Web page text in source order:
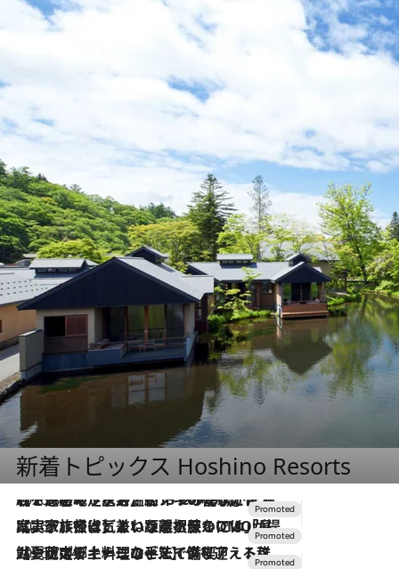
新着トピックス Hoshino Resorts
2026.8.7
【トンボの足水浴】ヒノキの香りに包まれて涼感マックス！約13℃の湧水かけ流しを避暑地「星野温泉 トンボの湯」で体験
2026.7.31
【ホテル帰省】という選択肢をOMOが提案。家族とほどよい距離を保つには「昼は実家、夜は気兼ねなくホテルで！」
2026.7.24
【夏限定ディナーコース】旬を迎える稚鮎や花ズッキーニなどをイタリア・トスカーナの郷土料理の手法で満喫！